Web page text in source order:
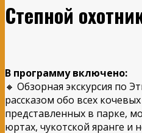
Степной
В программу включено:
🔸 Обзорная экскурсия по
рассказом обо всех
представленных в парке,
юртах, чукотской яранге и